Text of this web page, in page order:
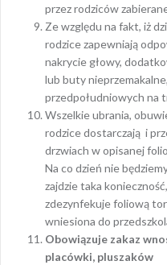
przez rodziców
Ze względu na fakt, iż
rodzice zapewniają
nakrycie głowy,
lub buty
przedpołudniowych na
Wszelkie ubrania,
rodzice dostarczają i
drzwiach w opisanej
Na co dzień nie
zajdzie taka
zdezynfekuje foliową
wniesiona do
Obowiązuje zakaz
placówki, pluszaków